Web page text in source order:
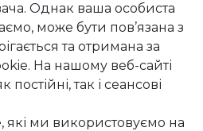
Однак ваша особиста
може бути пов’язана з
та отримана за
На нашому веб-сайті
так і сеансові
які ми використовуємо на